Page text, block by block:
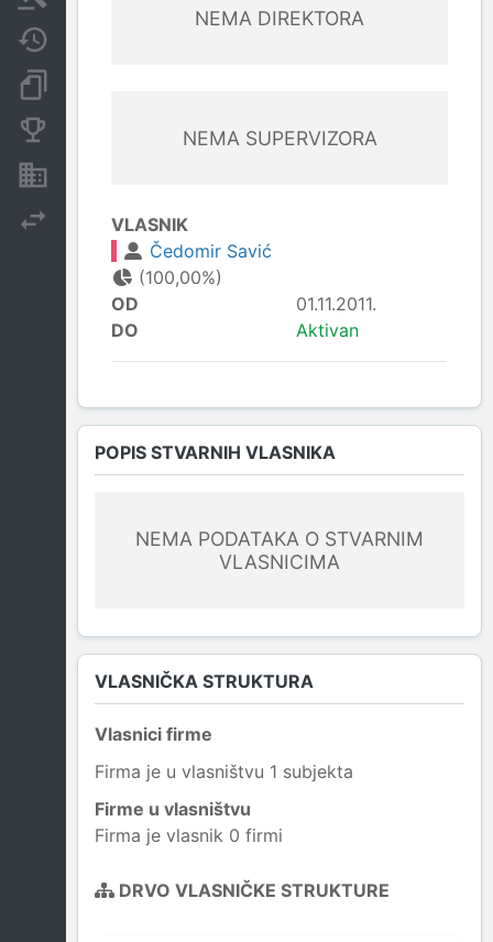
Konkurentske kompanije
NEMA DIREKTORA
NEMA SUPERVIZORA
VLASNIK
Čedomir Savić
(100,00%)
OD
01.11.2011.
DO
Aktivan
POPIS STVARNIH VLASNIKA
NEMA PODATAKA O STVARNIM
VLASNICIMA
VLASNIČKA STRUKTURA
Vlasnici firme
Firma je u vlasništvu 1 subjekta
Firme u vlasništvu
Firma je vlasnik 0 firmi
DRVO VLASNIČKE STRUKTURE